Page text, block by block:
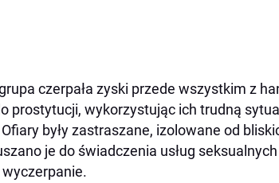
czerpała zyski przede wszystkim z
prostytucji, wykorzystując ich trudną
były zastraszane, izolowane od
je do świadczenia usług